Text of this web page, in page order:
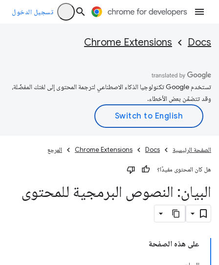
تسجيل الدخول
Docs
Chrome Extensions
تستخدم Google تكنولوجيا الذكاء الاصطناعي لترجمة المحتوى إلى لغتك المفضّلة،
وقد تتضمّن بعض الأخطاء.
الصفحة الرئيسية Docs
Chrome Extensions المرجع
هل كان المحتوى مفيدًا؟
البيان: النصوص البرمجية للمحتوى
على هذه الصفحة